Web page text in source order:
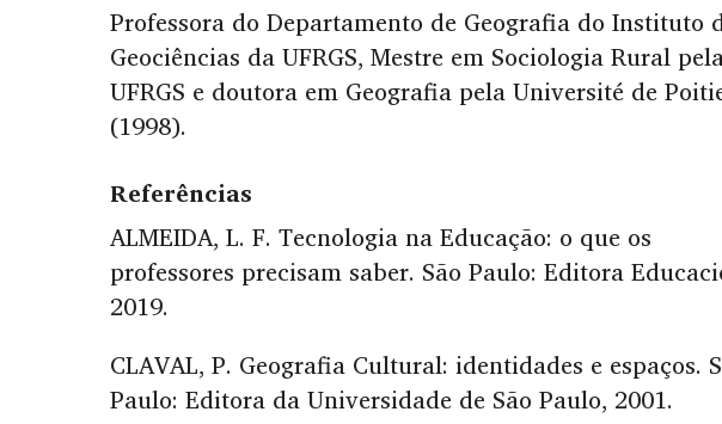
Professora do Departamento de Geografia do Instituto
Geociências da UFRGS, Mestre em Sociologia Rural
UFRGS e doutora em Geografia pela Université de
(1998).
Referências
ALMEIDA, L. F. Tecnologia na Educação: o que os
professores precisam saber. São Paulo: Editora
2019.
CLAVAL, P. Geografia Cultural: identidades e espaços.
Paulo: Editora da Universidade de São Paulo, 2001.